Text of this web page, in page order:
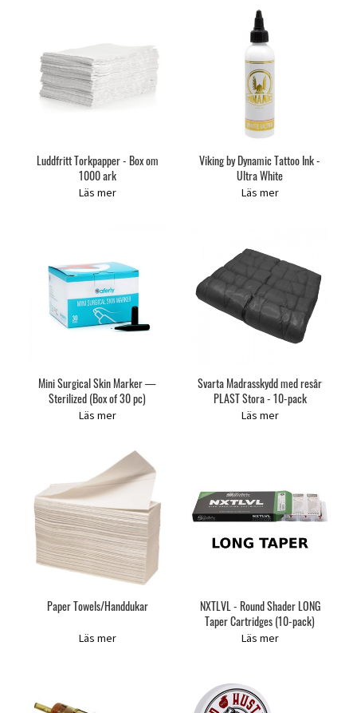
Luddfritt Torkpapper - Box om
1000 ark
Läs mer
Viking by Dynamic Tattoo Ink -
Ultra White
Läs mer
Mini Surgical Skin Marker —
Sterilized (Box of 30 pc)
Läs mer
Svarta Madrasskydd med resår
PLAST Stora - 10-pack
Läs mer
Paper Towels/Handdukar
Läs mer
NXTLVL - Round Shader LONG
Taper Cartridges (10-pack)
Läs mer